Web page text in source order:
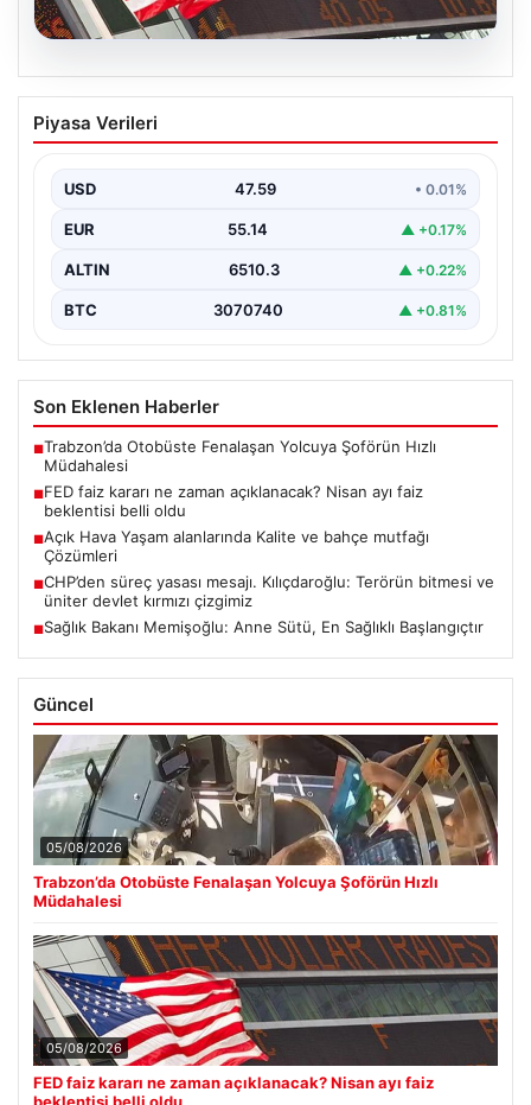
05.08.2026
FED faiz kararı ne zaman açıklanacak?
Nisan ayı faiz beklentisi belli oldu
Piyasa Verileri
USD 47.59 • 0.01%
EUR 55.14 ▲ +0.17%
ALTIN 6510.3 ▲ +0.22%
BTC 3070740 ▲ +0.81%
Son Eklenen Haberler
■Trabzon’da Otobüste Fenalaşan Yolcuya Şoförün Hızlı
Müdahalesi
■FED faiz kararı ne zaman açıklanacak? Nisan ayı faiz
beklentisi belli oldu
■Açık Hava Yaşam alanlarında Kalite ve bahçe mutfağı
Çözümleri
■CHP’den süreç yasası mesajı. Kılıçdaroğlu: Terörün bitmesi ve
üniter devlet kırmızı çizgimiz
■Sağlık Bakanı Memişoğlu: Anne Sütü, En Sağlıklı Başlangıçtır
Güncel
05/08/2026
Trabzon’da Otobüste Fenalaşan Yolcuya Şoförün Hızlı
Müdahalesi
05/08/2026
FED faiz kararı ne zaman açıklanacak? Nisan ayı faiz